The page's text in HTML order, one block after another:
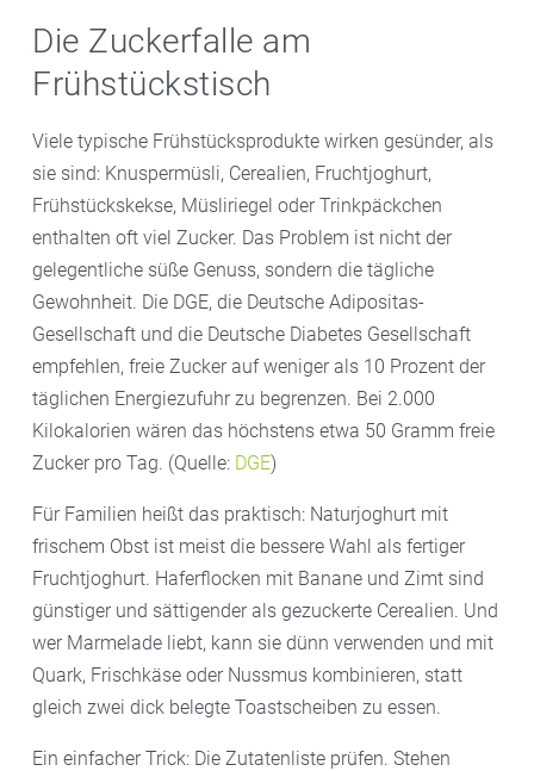
Die Zuckerfalle am
Frühstückstisch
Viele typische Frühstücksprodukte wirken gesünder, als
sie sind: Knuspermüsli, Cerealien, Fruchtjoghurt,
Frühstückskekse, Müsliriegel oder Trinkpäckchen
enthalten oft viel Zucker. Das Problem ist nicht der
gelegentliche süße Genuss, sondern die tägliche
Gewohnheit. Die DGE, die Deutsche Adipositas-
Gesellschaft und die Deutsche Diabetes Gesellschaft
empfehlen, freie Zucker auf weniger als 10 Prozent der
täglichen Energiezufuhr zu begrenzen. Bei 2.000
Kilokalorien wären das höchstens etwa 50 Gramm freie
Zucker pro Tag. (Quelle: DGE)
Für Familien heißt das praktisch: Naturjoghurt mit
frischem Obst ist meist die bessere Wahl als fertiger
Fruchtjoghurt. Haferflocken mit Banane und Zimt sind
günstiger und sättigender als gezuckerte Cerealien. Und
wer Marmelade liebt, kann sie dünn verwenden und mit
Quark, Frischkäse oder Nussmus kombinieren, statt
gleich zwei dick belegte Toastscheiben zu essen.
Ein einfacher Trick: Die Zutatenliste prüfen. Stehen